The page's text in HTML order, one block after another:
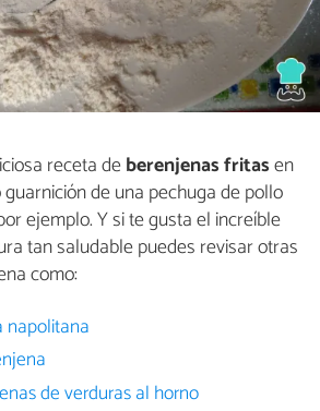
receta deberenjenas fritasen
de una pechuga de pollo
ejemplo. Y si te gusta el increíble
tan saludable puedes revisar otras
como:
napolitana
de verduras al horno